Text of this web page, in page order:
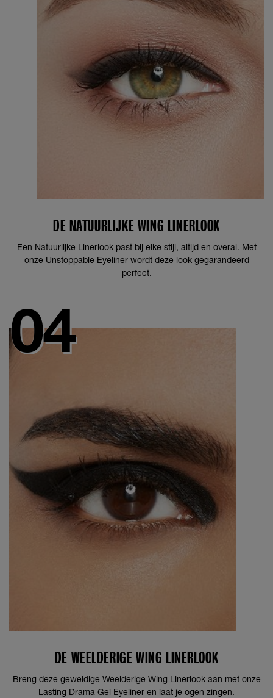
DE NATUURLIJKE WING LINERLOOK
Een Natuurlijke Linerlook past bij elke stijl, altijd en overal. Met
onze Unstoppable Eyeliner wordt deze look gegarandeerd
perfect.
DE WEELDERIGE WING LINERLOOK
Breng deze geweldige Weelderige Wing Linerlook aan met onze
Lasting Drama Gel Eyeliner en laat je ogen zingen.